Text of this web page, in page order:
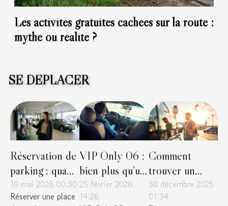
Les activités gratuites cachées sur la route :
mythe ou réalité ?
SE DÉPLACER
Réservation de
parking : quand
la technologie
simplifie la
10 mai 2026 00:30
Réserver une place
VIP Only 06 :
bien plus qu’un
taxi, le meilleur
service de
25 février 2026
14:26
Comment
trouver un
stationnement
économique
30 décembre 2025
01:34